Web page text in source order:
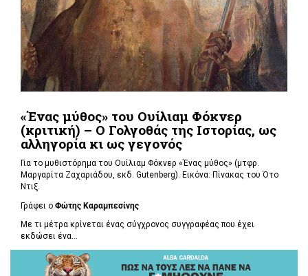
«Ένας μύθος» του Ουίλιαμ Φόκνερ
(κριτική) – Ο Γολγοθάς της Ιστορίας, ως
αλληγορία κι ως γεγονός
Για το μυθιστόρημα του Ουίλιαμ Φόκνερ «Ένας μύθος» (μτφρ.
Μαργαρίτα Ζαχαριάδου, εκδ. Gutenberg). Εικόνα: Πίνακας του Ότο
Ντιξ.
Γράφει ο Φώτης Καραμπεσίνης
Με τι μέτρα κρίνεται ένας σύγχρονος συγγραφέας που έχει
εκδώσει ένα...